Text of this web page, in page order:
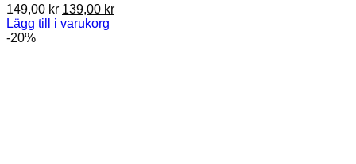
149,00kr Det
ursprungliga
139,00 krDet
Lägg till i varukorg
-20%